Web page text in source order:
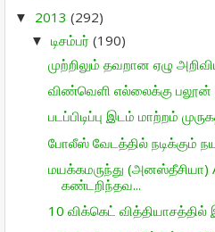
▼ 2013 (292)
▼ டிசம்பர் (190)
முற்றிலும் தவறான ஏழு
விண்வெளி எல்லைக்கு பலூன்
படப்பிடிப்பு இடம் மாற்றம்
போலீஸ் வேடத்தில் நடிக்கும்
மயக்கமருந்து (அனஸ்தீசியா)
கண்டறிந்தவ...
10 விக்கெட்